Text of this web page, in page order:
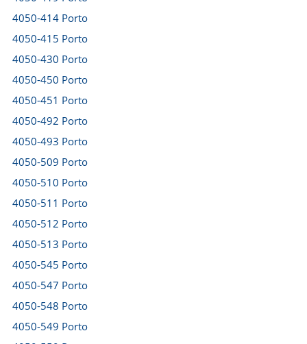
4050-414 Porto
4050-415 Porto
4050-430 Porto
4050-450 Porto
4050-451 Porto
4050-492 Porto
4050-493 Porto
4050-509 Porto
4050-510 Porto
4050-511 Porto
4050-512 Porto
4050-513 Porto
4050-545 Porto
4050-547 Porto
4050-548 Porto
4050-549 Porto